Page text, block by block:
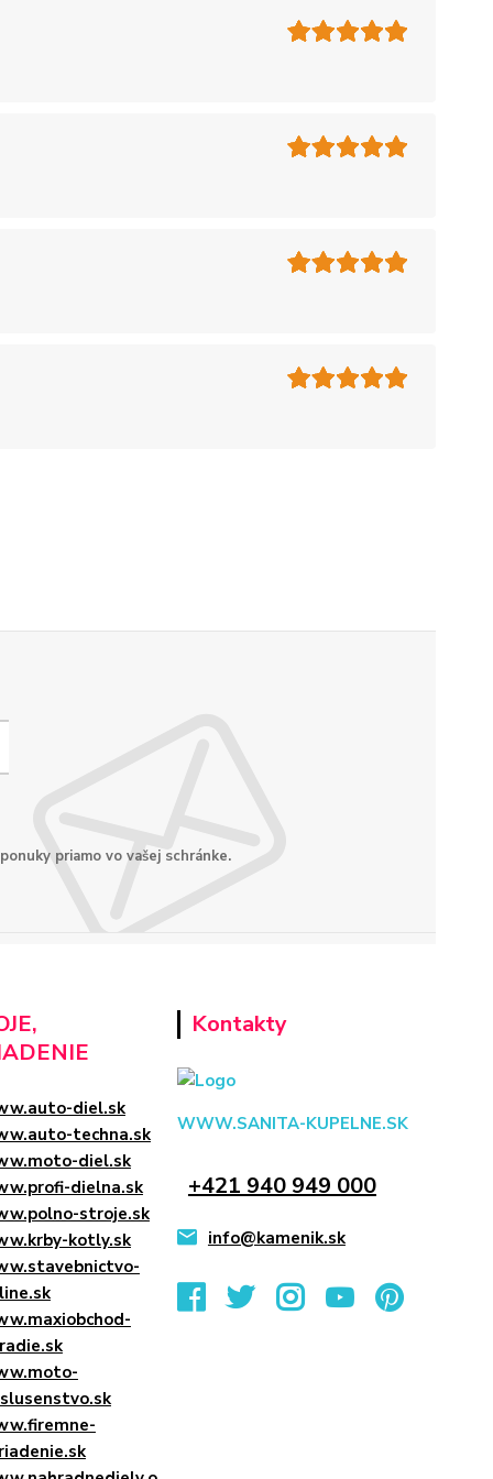
priamo vo vašej schránke.
diel.sk
techna.sk
diel.sk
dielna.sk
stroje.sk
kotly.sk
Kontakty
WWW.SANITA-KUPELNE.SK
+421 940 949 000
info@kamenik.sk